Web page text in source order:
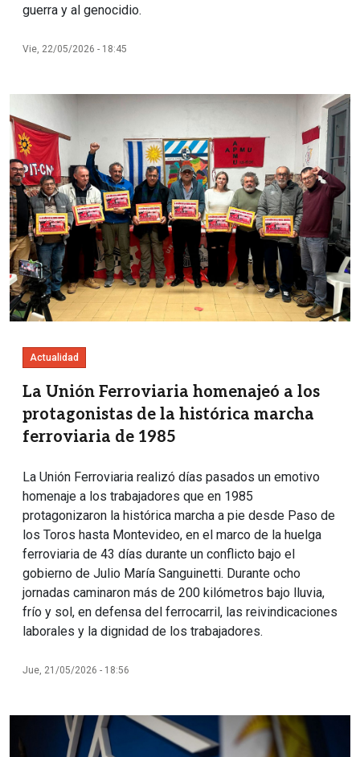
guerra y al genocidio.
Vie, 22/05/2026 - 18:45
Actualidad
La Unión Ferroviaria homenajeó a los
protagonistas de la histórica marcha
ferroviaria de 1985
La Unión Ferroviaria realizó días pasados un emotivo
homenaje a los trabajadores que en 1985
protagonizaron la histórica marcha a pie desde Paso de
los Toros hasta Montevideo, en el marco de la huelga
ferroviaria de 43 días durante un conflicto bajo el
gobierno de Julio María Sanguinetti. Durante ocho
jornadas caminaron más de 200 kilómetros bajo lluvia,
frío y sol, en defensa del ferrocarril, las reivindicaciones
laborales y la dignidad de los trabajadores.
Jue, 21/05/2026 - 18:56